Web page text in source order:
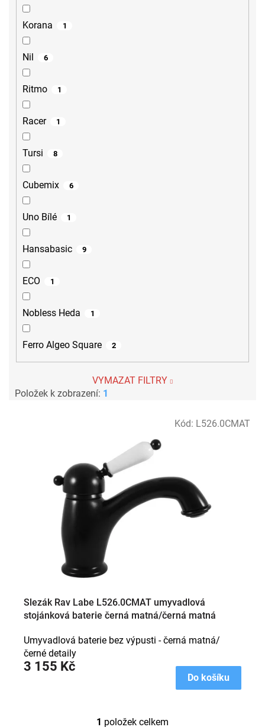
Korana 1
Nil 6
Ritmo 1
Racer 1
Tursi 8
Cubemix 6
Uno Bílé 1
Hansabasic 9
ECO 1
Nobless Heda 1
Ferro Algeo Square 2
VYMAZAT FILTRY
Položek k zobrazení: 1
Slezák Rav Labe L526.0CMAT umyvadlová
stojánková baterie černá matná/černá matná
3 155 Kč
Do košíku
Umyvadlová baterie bez výpusti - černá matná/
černé detaily
Kód: L526.0CMAT
1 položek celkem